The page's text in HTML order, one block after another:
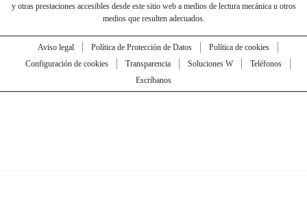
y otras prestaciones accesibles desde este sitio web a medios de lectura mecánica u otros
medios que resulten adecuados.
Aviso legal Política de Protección de Datos
Política de cookies
Configuración de cookies
Transparencia Soluciones W
Teléfonos
Escríbanos